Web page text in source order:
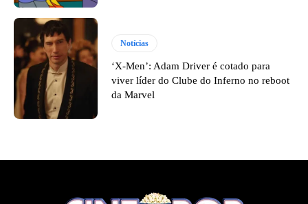
Notícias
‘X-Men’: Adam Driver é cotado para
viver líder do Clube do Inferno no reboot
da Marvel